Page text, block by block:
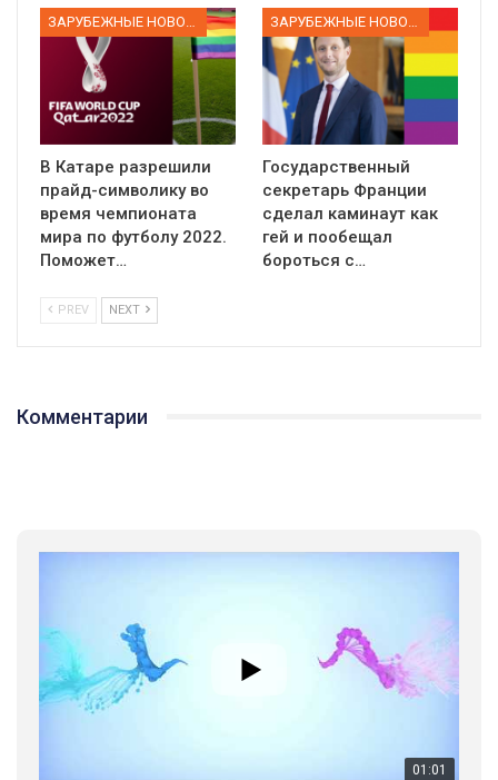
В Катаре разрешили
прайд-символику во
время чемпионата
мира по футболу 2022.
Поможет…
Государственный
секретарь Франции
сделал каминаут как
гей и пообещал
бороться с…
PREV NEXT
Комментарии
01:01